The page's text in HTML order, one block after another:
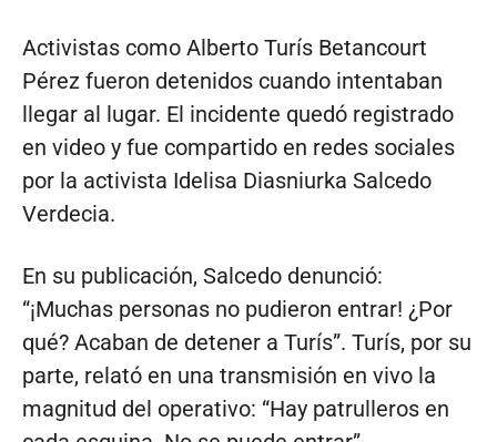
Activistas como Alberto Turís Betancourt
Pérez fueron detenidos cuando intentaban
llegar al lugar. El incidente quedó registrado
en video y fue compartido en redes sociales
por la activista Idelisa Diasniurka Salcedo
Verdecia.
En su publicación, Salcedo denunció:
“¡Muchas personas no pudieron entrar! ¿Por
qué? Acaban de detener a Turís”. Turís, por su
parte, relató en una transmisión en vivo la
magnitud del operativo: “Hay patrulleros en